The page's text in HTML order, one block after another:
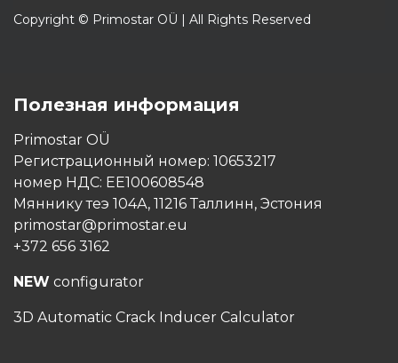
Copyright © Primostar OÜ | All Rights Reserved
Полезная информация
Primostar OÜ
Регистрационный номер: 10653217
номер НДС: EE100608548
Мяннику теэ 104А, 11216 Таллинн, Эстония
primostar@primostar.eu
+372 656 3162
NEW configurator
3D Automatic Crack Inducer Calculator